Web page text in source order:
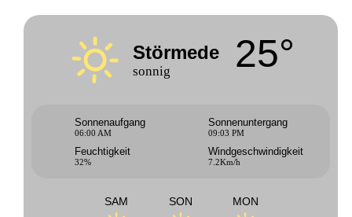
Störmede
sonnig 25°
Sonnenaufgang
06:00 AM
Sonnenuntergang
09:03 PM
Feuchtigkeit
32%
Windgeschwindigkeit
7.2Km/h
SAM SON MON